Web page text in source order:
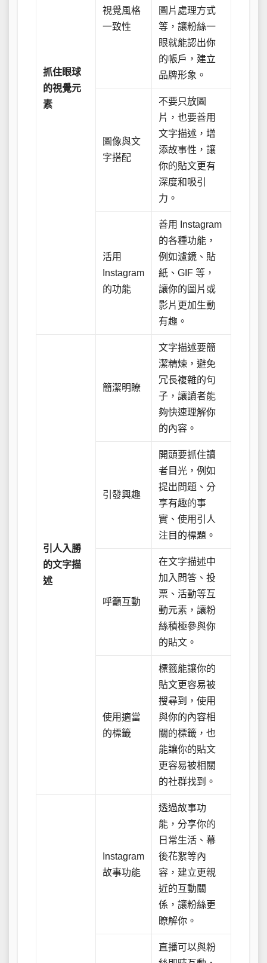
抓住眼球
的視覺元
素
視覺風格
一致性
圖片處理方式
等，讓粉絲一
眼就能認出你
的帳戶，建立
品牌形象。
圖像與文
字搭配
不要只放圖
片，也要善用
文字描述，增
添故事性，讓
你的貼文更有
深度和吸引
力。
活用
Instagram
的功能
善用 Instagram
的各種功能，
例如濾鏡、貼
紙、GIF 等，
讓你的圖片或
影片更加生動
有趣。
引人入勝
的文字描
述
簡潔明瞭
文字描述要簡
潔精煉，避免
冗長複雜的句
子，讓讀者能
夠快速理解你
的內容。
引發興趣
開頭要抓住讀
者目光，例如
提出問題、分
享有趣的事
實、使用引人
注目的標題。
呼籲互動
在文字描述中
加入問答、投
票、活動等互
動元素，讓粉
絲積極參與你
的貼文。
使用適當
的標籤
標籤能讓你的
貼文更容易被
搜尋到，使用
與你的內容相
關的標籤，也
能讓你的貼文
更容易被相關
的社群找到。
Instagram
故事功能
透過故事功
能，分享你的
日常生活、幕
後花絮等內
容，建立更親
近的互動關
係，讓粉絲更
瞭解你。
直播可以與粉